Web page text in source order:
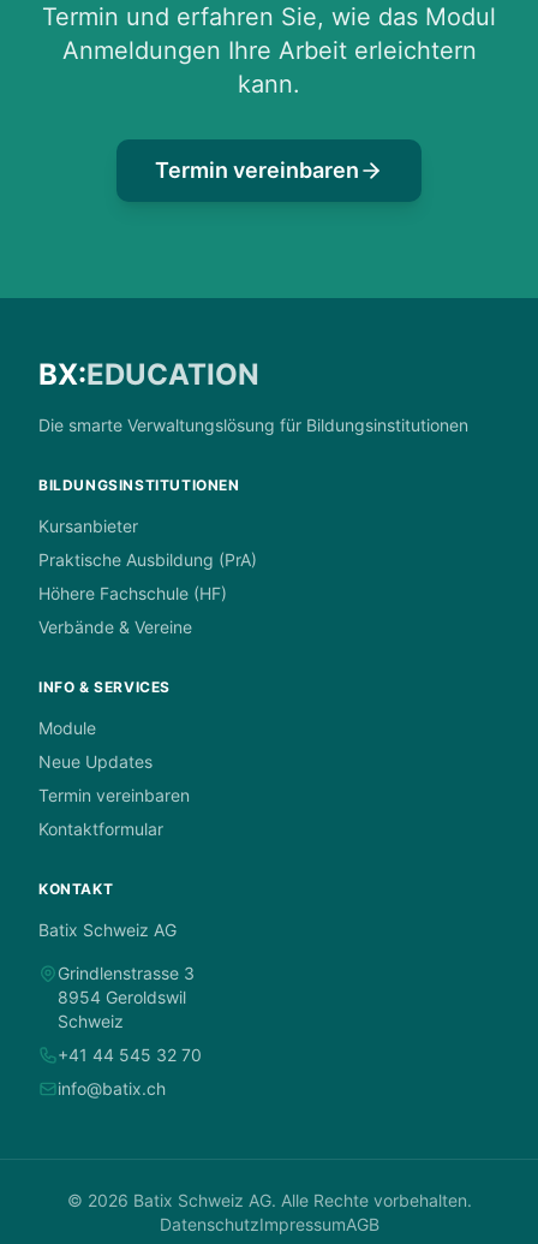
Termin und erfahren Sie, wie das Modul
Anmeldungen Ihre Arbeit erleichtern
kann.
Termin vereinbaren
BX:EDUCATION
Die smarte Verwaltungslösung für Bildungsinstitutionen
BILDUNGSINSTITUTIONEN
Kursanbieter
Praktische Ausbildung (PrA)
Höhere Fachschule (HF)
Verbände & Vereine
INFO & SERVICES
Module
Neue Updates
Termin vereinbaren
Kontaktformular
KONTAKT
Batix Schweiz AG
Grindlenstrasse 3
8954 Geroldswil
Schweiz
+41 44 545 32 70
info@batix.ch
© 2026 Batix Schweiz AG. Alle Rechte vorbehalten.
DatenschutzImpressumAGB